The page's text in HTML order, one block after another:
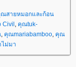
สายหมอกและก้อน
, คุณtuk-
, คุณmariabamboo, คุณ
ม่มา